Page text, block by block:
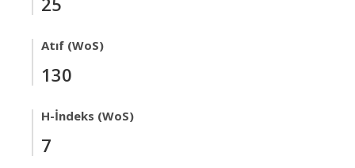
Atıf (WoS)
130
H-İndeks (WoS)
7